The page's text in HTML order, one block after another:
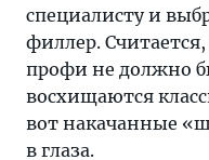
специалисту и
филлер.
профи не должно
восхищаются
вот накачанные
в глаза.